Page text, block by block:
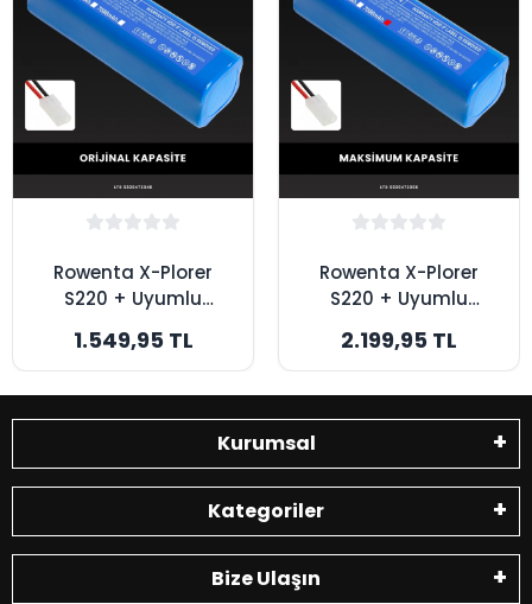
Rowenta X-Plorer
S220 + Uyumlu
Süpürge Bataryası -
Orijinal Kapasite
1.549,95 TL
Rowenta X-Plorer
S220 + Uyumlu
Süpürge Bataryası -
Maksimum Kapasite
2.199,95 TL
Kurumsal
Kategoriler
Bize Ulaşın